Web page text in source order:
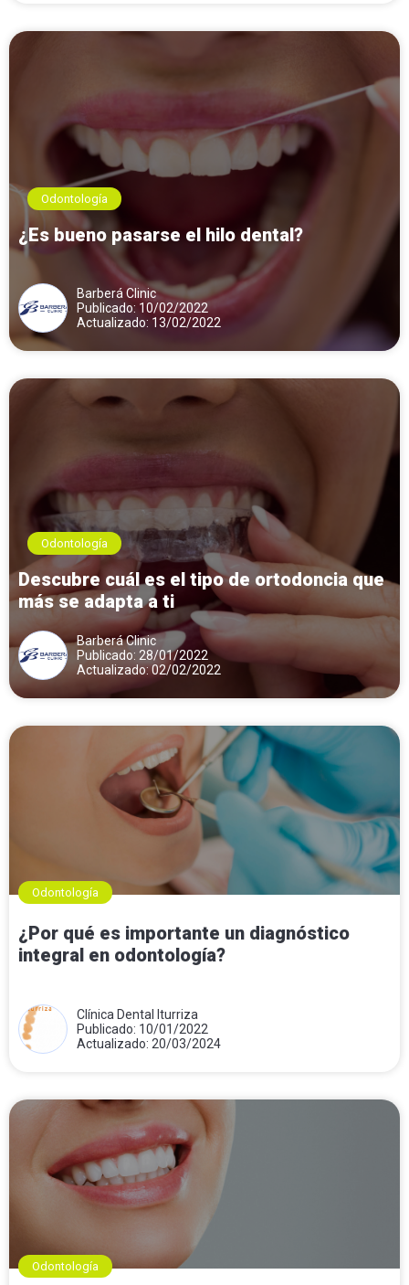
Odontología
¿Es bueno pasarse el hilo dental?
Barberá Clinic
Publicado: 10/02/2022
Actualizado: 13/02/2022
Odontología
Descubre cuál es el tipo de ortodoncia que
más se adapta a ti
Barberá Clinic
Publicado: 28/01/2022
Actualizado: 02/02/2022
Odontología
¿Por qué es importante un diagnóstico
integral en odontología?
Clínica Dental Iturriza
Publicado: 10/01/2022
Actualizado: 20/03/2024
Odontología